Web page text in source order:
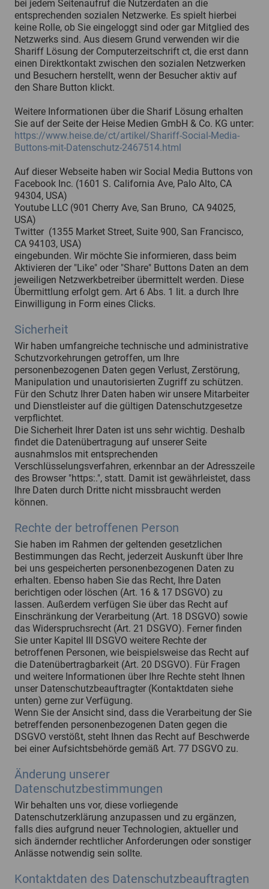
bei jedem Seitenaufruf die Nutzerdaten an die
entsprechenden sozialen Netzwerke. Es spielt hierbei
keine Rolle, ob Sie eingeloggt sind oder gar Mitglied des
Netzwerks sind. Aus diesem Grund verwenden wir die
Shariff Lösung der Computerzeitschrift ct, die erst dann
einen Direktkontakt zwischen den sozialen Netzwerken
und Besuchern herstellt, wenn der Besucher aktiv auf
den Share Button klickt.
Weitere Informationen über die Sharif Lösung erhalten
Sie auf der Seite der Heise Medien GmbH & Co. KG unter:
https://www.heise.de/ct/artikel/Shariff-Social-Media-
Buttons-mit-Datenschutz-2467514.html
Auf dieser Webseite haben wir Social Media Buttons von
Facebook Inc. (1601 S. California Ave, Palo Alto, CA
94304, USA)
Youtube LLC (901 Cherry Ave, San Bruno, CA 94025,
USA)
Twitter (1355 Market Street, Suite 900, San Francisco,
CA 94103, USA)
eingebunden. Wir möchte Sie informieren, dass beim
Aktivieren der "Like" oder "Share" Buttons Daten an dem
jeweiligen Netzwerkbetreiber übermittelt werden. Diese
Übermittlung erfolgt gem. Art 6 Abs. 1 lit. a durch Ihre
Einwilligung in Form eines Clicks.
Sicherheit
Wir haben umfangreiche technische und administrative
Schutzvorkehrungen getroffen, um Ihre
personenbezogenen Daten gegen Verlust, Zerstörung,
Manipulation und unautorisierten Zugriff zu schützen.
Für den Schutz Ihrer Daten haben wir unsere Mitarbeiter
und Dienstleister auf die gültigen Datenschutzgesetze
verpflichtet.
Die Sicherheit Ihrer Daten ist uns sehr wichtig. Deshalb
findet die Datenübertragung auf unserer Seite
ausnahmslos mit entsprechenden
Verschlüsselungsverfahren, erkennbar an der Adresszeile
des Browser "https:.", statt. Damit ist gewährleistet, dass
Ihre Daten durch Dritte nicht missbraucht werden
können.
Rechte der betroffenen Person
Sie haben im Rahmen der geltenden gesetzlichen
Bestimmungen das Recht, jederzeit Auskunft über Ihre
bei uns gespeicherten personenbezogenen Daten zu
erhalten. Ebenso haben Sie das Recht, Ihre Daten
berichtigen oder löschen (Art. 16 & 17 DSGVO) zu
lassen. Außerdem verfügen Sie über das Recht auf
Einschränkung der Verarbeitung (Art. 18 DSGVO) sowie
das Widerspruchsrecht (Art. 21 DSGVO). Ferner finden
Sie unter Kapitel III DSGVO weitere Rechte der
betroffenen Personen, wie beispielsweise das Recht auf
die Datenübertragbarkeit (Art. 20 DSGVO). Für Fragen
und weitere Informationen über Ihre Rechte steht Ihnen
unser Datenschutzbeauftragter (Kontaktdaten siehe
unten) gerne zur Verfügung.
Wenn Sie der Ansicht sind, dass die Verarbeitung der Sie
betreffenden personenbezogenen Daten gegen die
DSGVO verstößt, steht Ihnen das Recht auf Beschwerde
bei einer Aufsichtsbehörde gemäß Art. 77 DSGVO zu.
Änderung unserer
Datenschutzbestimmungen
Wir behalten uns vor, diese vorliegende
Datenschutzerklärung anzupassen und zu ergänzen,
falls dies aufgrund neuer Technologien, aktueller und
sich ändernder rechtlicher Anforderungen oder sonstiger
Anlässe notwendig sein sollte.
Kontaktdaten des Datenschutzbeauftragten